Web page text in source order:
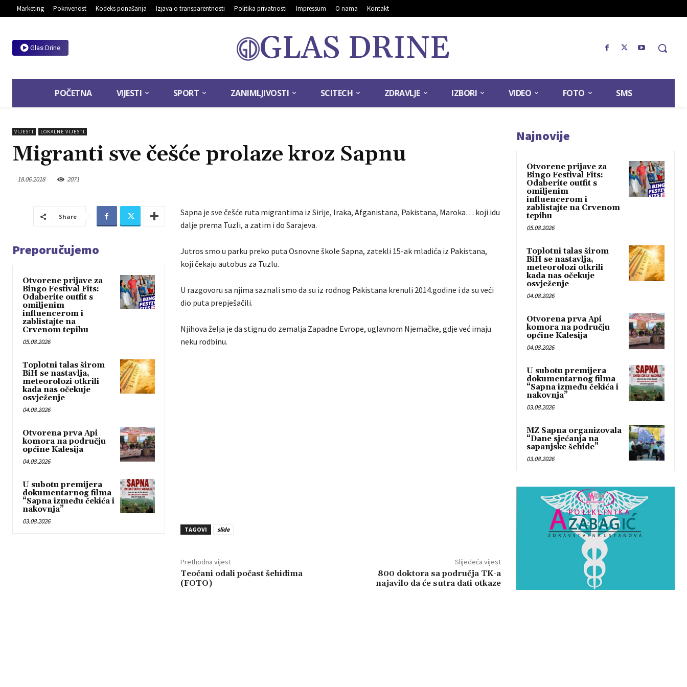
Marketing Pokrivenost Kodeks ponašanja Izjava o transparentnosti Politika privatnosti Impressum O nama Kontakt
Glas Drine GLAS DRINE
POČETNA VIJESTI SPORT ZANIMLJIVOSTI SCITECH ZDRAVLJE IZBORI VIDEO FOTO SMS
VIJESTI LOKALNE VIJESTI
Migranti sve češće prolaze kroz Sapnu
18.06.2018 2071
Share
Preporučujemo
Otvorene prijave za
Bingo Festival Fits:
Odaberite outfit s
omiljenim
influencerom i
zablistajte na
Crvenom tepihu
05.08.2026
Toplotni talas širom
BiH se nastavlja,
meteorolozi otkrili
kada nas očekuje
osvježenje
04.08.2026
Otvorena prva Api
komora na području
općine Kalesija
04.08.2026
U subotu premijera
dokumentarnog filma
“Sapna između čekića i
nakovnja”
03.08.2026
Sapna je sve češće ruta migrantima iz Sirije, Iraka, Afganistana, Pakistana, Maroka… koji idu
dalje prema Tuzli, a zatim i do Sarajeva.
Jutros smo u parku preko puta Osnovne škole Sapna, zatekli 15-ak mladića iz Pakistana,
koji čekaju autobus za Tuzlu.
U razgovoru sa njima saznali smo da su iz rodnog Pakistana krenuli 2014.godine i da su veći
dio puta prepješačili.
Njihova želja je da stignu do zemalja Zapadne Evrope, uglavnom Njemačke, gdje već imaju
neku rodbinu.
TAGOVI slide
Prethodna vijest
Teočani odali počast šehidima
(FOTO)
Slijedeća vijest
800 doktora sa područja TK-a
najavilo da će sutra dati otkaze
Najnovije
Otvorene prijave za
Bingo Festival Fits:
Odaberite outfit s
omiljenim
influencerom i
zablistajte na Crvenom
tepihu
05.08.2026
Toplotni talas širom
BiH se nastavlja,
meteorolozi otkrili
kada nas očekuje
osvježenje
04.08.2026
Otvorena prva Api
komora na području
općine Kalesija
04.08.2026
U subotu premijera
dokumentarnog filma
“Sapna između čekića i
nakovnja”
03.08.2026
MZ Sapna organizovala
“Dane sjećanja na
sapanjske šehide”
03.08.2026